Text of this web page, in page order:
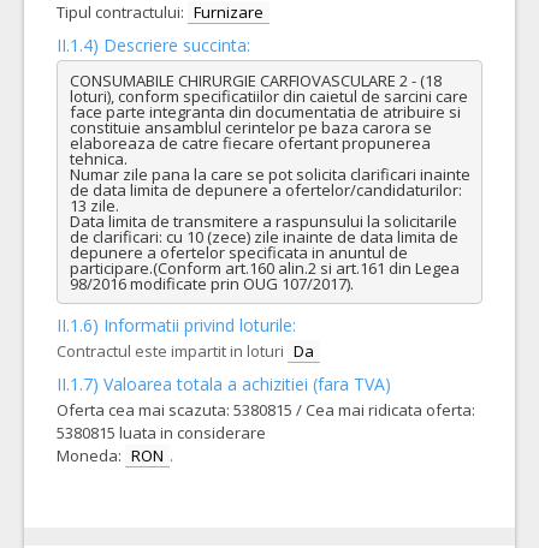
Tipul contractului: Furnizare
II.1.4) Descriere succinta:
CONSUMABILE CHIRURGIE CARFIOVASCULARE 2 - (18
loturi), conform specificatiilor din caietul de sarcini care
face parte integranta din documentatia de atribuire si
constituie ansamblul cerintelor pe baza carora se
elaboreaza de catre fiecare ofertant propunerea
tehnica.
Numar zile pana la care se pot solicita clarificari inainte
de data limita de depunere a ofertelor/candidaturilor:
13 zile.
Data limita de transmitere a raspunsului la solicitarile
de clarificari: cu 10 (zece) zile inainte de data limita de
depunere a ofertelor specificata in anuntul de
participare.(Conform art.160 alin.2 si art.161 din Legea
98/2016 modificate prin OUG 107/2017).
II.1.6) Informatii privind loturile:
Contractul este impartit in loturi Da
II.1.7) Valoarea totala a achizitiei (fara TVA)
Oferta cea mai scazuta: 5380815 / Cea mai ridicata oferta:
5380815 luata in considerare
Moneda: RON .